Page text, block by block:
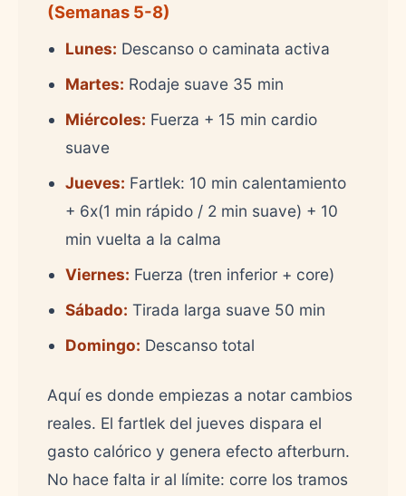
(Semanas 5-8)
Lunes: Descanso o caminata activa
Martes: Rodaje suave 35 min
Miércoles: Fuerza + 15 min cardio
suave
Jueves: Fartlek: 10 min calentamiento
+ 6x(1 min rápido / 2 min suave) + 10
min vuelta a la calma
Viernes: Fuerza (tren inferior + core)
Sábado: Tirada larga suave 50 min
Domingo: Descanso total
Aquí es donde empiezas a notar cambios
reales. El fartlek del jueves dispara el
gasto calórico y genera efecto afterburn.
No hace falta ir al límite: corre los tramos